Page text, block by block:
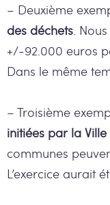
– Deuxième
des déchets.
+/-92.000 euros
Dans le même
– Troisième
initiées par la
communes
L’exercice aurait